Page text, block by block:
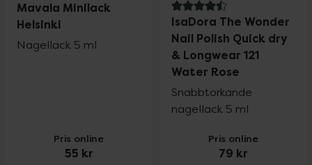
Mavala Minilack
Helsinki
Nagellack 5 ml
Pris online
55 kr
4.5 av 5 i omdöme
IsaDora The Wonder
Nail Polish Quick dry
& Longwear 121
Water Rose
Snabbtorkande
nagellack 5 ml
Pris online
79 kr